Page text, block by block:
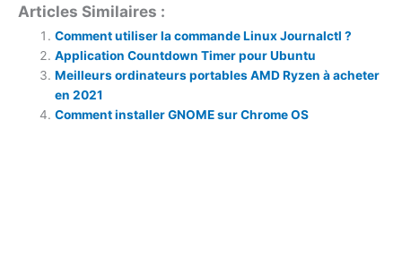
Articles Similaires :
Comment utiliser la commande Linux Journalctl ?
Application Countdown Timer pour Ubuntu
Meilleurs ordinateurs portables AMD Ryzen à acheter
en 2021
Comment installer GNOME sur Chrome OS